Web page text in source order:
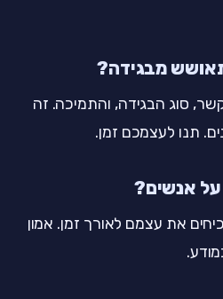
מבגידה?
סוג הבגידה, והתמיכה. זה
תנו לעצמכם זמן.
על אנשים?
את עצמם לאורך זמן. אמון